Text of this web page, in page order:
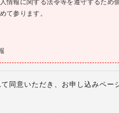
あるLINE公式アカウントとは、再
い限り、Ｌステップの利用を開始
動作を保証しており、その他のアカ
情報に関する法令等を遵守するため
て参ります。
利用されたサービス以外のサービス
同意いただき、お申し込みペー